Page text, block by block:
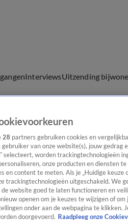
InterviewsUitzending
28 partners gebruiken cookies en
gebruiker van onze website(s), jouw gedrag
selecteert, worden trackingtechnologieën
onze producten en diensten
en content te meten. Als je „Huidige
trackingtechnologieën uitgeschakeld. We
de website goed te laten functioneren en
openen om je keuzes te wijzigen of
onder aan de webpagina te klikken.
doorgevoerd. Raadpleeg onze